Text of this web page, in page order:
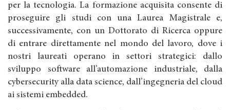
per la tecnologia. La formazione acquisita consente di
proseguire gli studi con una Laurea Magistrale e,
successivamente, con un Dottorato di Ricerca oppure
di entrare direttamente nel mondo del lavoro, dove i
nostri laureati operano in settori strategici: dallo
sviluppo software all’automazione industriale, dalla
cybersecurity alla data science, dall’ingegneria del cloud
ai sistemi embedded.